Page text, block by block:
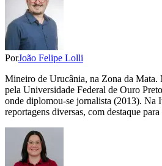
PorJoão Felipe Lolli
Mineiro de Urucânia, na Zona da Mata.
pela Universidade Federal de Ouro
onde diplomou-se jornalista (2013). Na
reportagens diversas, com destaque